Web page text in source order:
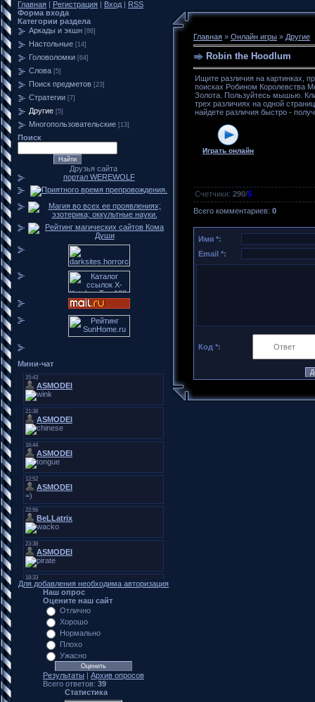
Главная | Регистрация | Вход | RSS
Форма входа
Категории раздела
Аркады и экшн [86]
Настольные [14]
Головоломки [64]
Слова [5]
Поиск предметов [23]
Стратегии [7]
Другие [5]
Многопользовательские [13]
Поиск
Друзья сайта
портал WEREWOLF
Мини-чат
Для добавления необходима авторизация
Наш опрос
Оцените наш сайт
Отлично
Хорошо
Нормально
Плохо
Ужасно
Результаты | Архив опросов
Всего ответов: 39
Статистика
Главная » Онлайн игры » Другие
Robin the Hoodlum
Ищите различия на картинках,
поисках Робином Королевства
Золота. Пользуйтесь мышью.
трех различиях на одной
найдете различия быстро -
Играть онлайн
Счетчики: 290/5
Всего комментариев: 0
Имя *:
Email *:
Код *: